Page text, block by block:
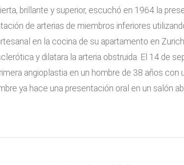
brillante y superior, escuchó en 1964 la
de arterias de miembros inferiores
en la cocina de su apartamento en
y dilatara la arteria obstruida. El 14 de
angioplastia en un hombre de 38 años con
ya hace una presentación oral en un salón